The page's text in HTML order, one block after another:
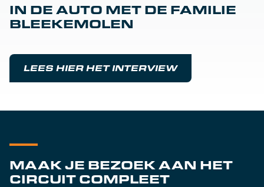
IN DE AUTO MET DE FAMILIE
BLEEKEMOLEN
LEES HIER HET INTERVIEW
MAAK JE BEZOEK AAN HET
CIRCUIT COMPLEET